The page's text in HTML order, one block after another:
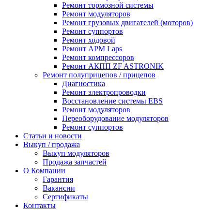
Ремонт тормозной системы
Ремонт модуляторов
Ремонт грузовых двигателей (моторов)
Ремонт суппортов
Ремонт ходовой
Ремонт APM Laps
Ремонт компрессоров
Ремонт АКПП ZF ASTRONIK
Ремонт полуприцепов / прицепов
Диагностика
Ремонт электропроводки
Восстановление системы EBS
Ремонт модуляторов
Переоборудование модуляторов
Ремонт суппортов
Статьи и новости
Выкуп / продажа
Выкуп модуляторов
Продажа запчастей
О Компании
Гарантия
Вакансии
Сертификаты
Контакты